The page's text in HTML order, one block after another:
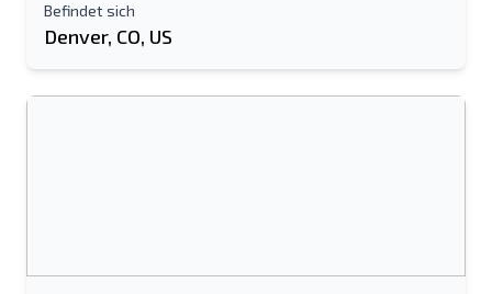
Befindet sich
Denver, CO, US